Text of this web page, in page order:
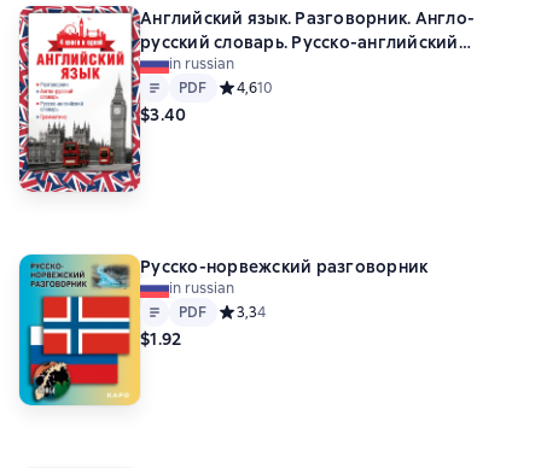
Английский язык. Разговорник. Англо-
русский словарь. Русско-английский
словарь. Грамматика
in russian
Text
PDF
PDF Средний рейтинг 4,6 на основе 10 оценок
4,610
$3.40
Русско-норвежский разговорник
in russian
Text
PDF
PDF Средний рейтинг 3,3 на основе 4 оценок
3,34
$1.92